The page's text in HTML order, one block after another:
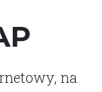
na